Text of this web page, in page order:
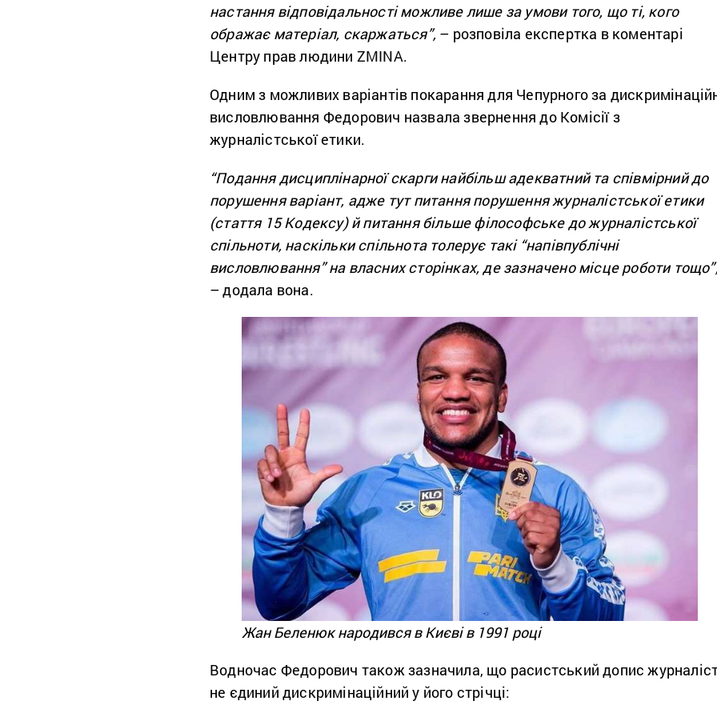
настання відповідальності можливе лише за умови того, що ті, кого
ображає матеріал, скаржаться”, – розповіла експертка в коментарі
Центру прав людини ZMINA.
Одним з можливих варіантів покарання для Чепурного за
висловлювання Федорович назвала звернення до Комісії з
журналістської етики.
“Подання дисциплінарної скарги найбільш адекватний та співмірний до
порушення варіант, адже тут питання порушення журналістської етики
(стаття 15 Кодексу) й питання більше філософське до журналістської
спільноти, наскільки спільнота толерує такі “напівпублічні
висловлювання” на власних сторінках, де зазначено місце роботи
– додала вона.
Жан Беленюк народився в Києві в 1991 році
Водночас Федорович також зазначила, що расистський допис
не єдиний дискримінаційний у його стрічці: